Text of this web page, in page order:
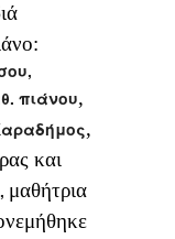
πιάνου,
,
και
μαθήτρια